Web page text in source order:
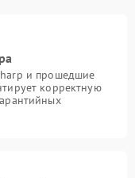
и прошедшие
корректную